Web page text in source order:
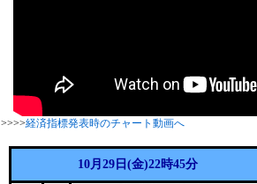
>>>>経済指標発表時のチャート動画へ
10月29日(金)22時45分